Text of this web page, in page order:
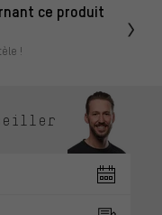
ce produit
!